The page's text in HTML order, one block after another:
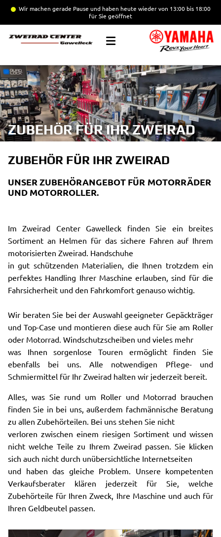
Wir machen gerade Pause und haben heute wieder von 13:00 bis 18:00
für Sie geöffnet
ZUBEHÖR FÜR IHR ZWEIRAD
ZUBEHÖR FÜR IHR ZWEIRAD
UNSER ZUBEHÖRANGEBOT FÜR MOTORRÄDER
UND MOTORROLLER.
Im Zweirad Center Gawelleck finden Sie ein breites
Sortiment an Helmen für das sichere Fahren auf Ihrem
motorisierten Zweirad. Handschuhe
in gut schützenden Materialien, die Ihnen trotzdem ein
perfektes Handling Ihrer Maschine erlauben, sind für die
Fahrsicherheit und den Fahrkomfort genauso wichtig.
Wir beraten Sie bei der Auswahl geeigneter Gepäckträger
und Top-Case und montieren diese auch für Sie am Roller
oder Motorrad. Windschutzscheiben und vieles mehr
was Ihnen sorgenlose Touren ermöglicht finden Sie
ebenfalls bei uns. Alle notwendigen Pflege- und
Schmiermittel für Ihr Zweirad halten wir jederzeit bereit.
Alles, was Sie rund um Roller und Motorrad brauchen
finden Sie in bei uns, außerdem fachmännische Beratung
zu allen Zubehörteilen. Bei uns stehen Sie nicht
verloren zwischen einem riesigen Sortiment und wissen
nicht welche Teile zu Ihrem Zweirad passen. Sie klicken
sich auch nicht durch unübersichtliche Internetseiten
und haben das gleiche Problem. Unsere kompetenten
Verkaufsberater klären jederzeit für Sie, welche
Zubehörteile für Ihren Zweck, Ihre Maschine und auch für
Ihren Geldbeutel passen.